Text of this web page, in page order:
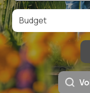
Budget